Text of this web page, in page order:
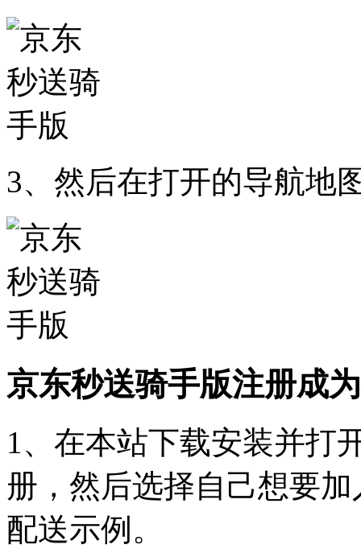
3、然后在打开的导航地
京东秒送骑手版注册成
1、在本站下载安装并打
册，然后选择自己想要
配送示例。